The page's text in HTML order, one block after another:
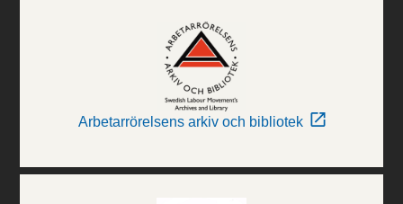
Arbetarrörelsens arkiv och bibliotek